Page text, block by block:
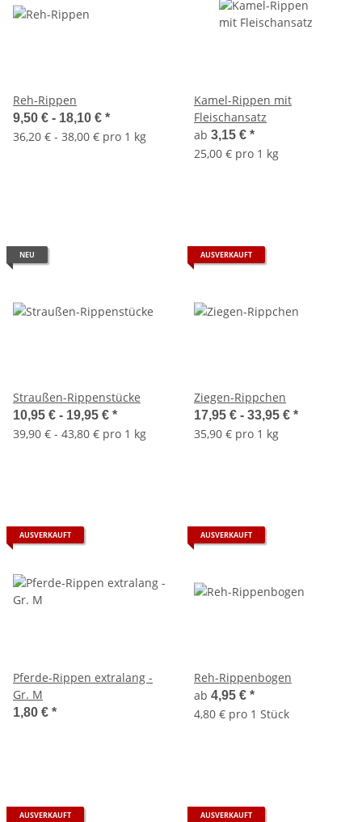
Reh-Rippen
9,50 € - 18,10 € *
36,20 € - 38,00 € pro 1 kg
Kamel-Rippen mit
Fleischansatz
ab 3,15 € *
25,00 € pro 1 kg
NEU
Straußen-Rippenstücke
10,95 € - 19,95 € *
39,90 € - 43,80 € pro 1 kg
AUSVERKAUFT
Ziegen-Rippchen
17,95 € - 33,95 € *
35,90 € pro 1 kg
AUSVERKAUFT
Pferde-Rippen extralang -
Gr. M
1,80 € *
AUSVERKAUFT
Reh-Rippenbogen
ab 4,95 € *
4,80 € pro 1 Stück
AUSVERKAUFT AUSVERKAUFT